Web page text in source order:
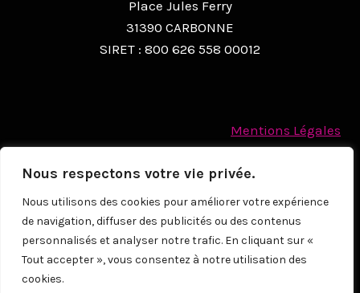
Nous respectons votre vie privée.
Nous utilisons des cookies pour améliorer votre expérience
de navigation, diffuser des publicités ou des contenus
personnalisés et analyser notre trafic. En cliquant sur «
Tout accepter », vous consentez à notre utilisation des
cookies.
Place Jules Ferry
31390 CARBONNE
SIRET : 800 626 558 00012
Mentions Légales
Politique des cookies
Protection des Données à caractère personnel
© 2026